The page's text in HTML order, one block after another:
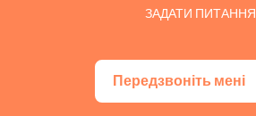
ЗАДАТИ ПИТАННЯ
Передзвоніть мені